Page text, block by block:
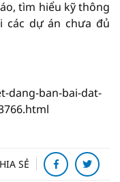
tìm hiểu kỹ thông
dự án chưa đủ
dang-ban-bai-dat-
SẺ